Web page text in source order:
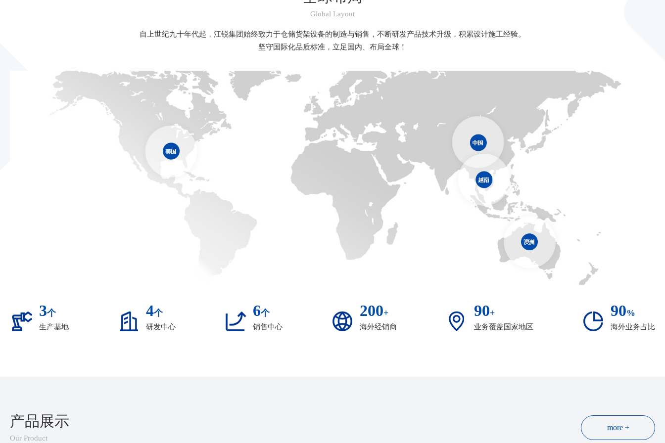
Global Layout
自上世纪九十年代起，江锐集团始终致力于仓储货架设备的制造与销售，不断研发产品技术升级，积累设计施工经验。
坚守国际化品质标准，立足国内、布局全球！
3个
生产基地
4个
研发中心
6个
销售中心
200+
海外经销商
90+
业务覆盖国家地区
90%
海外业务占比
产品展示
Our Product
more +